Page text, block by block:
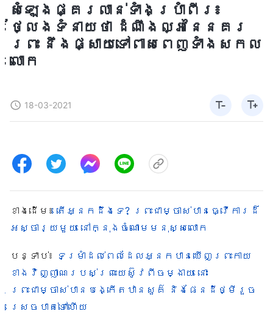
សំឡេងផ្គរលាន់ទាំងប្រាំពីរ៖
ថ្លែងទំនាយថា ដំណឹងល្អនៃនគរ
ព្រះ នឹងផ្សាយទៅពាសពេញទាំងសកល
លោក
18-03-2021
ខាង​ដើម៖ តើអ្នកដឹងទេ? ព្រះជាម្ចាស់បានធ្វើការដ៏
អស្ចារ្យមួយ នៅក្នុងចំណោមមនុស្សលោក
បន្ទាប់៖ ទម្រាំដល់ពេលដែលអ្នកបានឃើញព្រះកាយ
ខាងវិញ្ញាណរបស់ព្រះយេស៊ូវពីចម្ងាយ នោះ
ព្រះជាម្ចាស់បានបង្កើតឋានសួគ៌ និងផែនដីថ្មីរួច
ស្រេចបាត់ទៅហើយ